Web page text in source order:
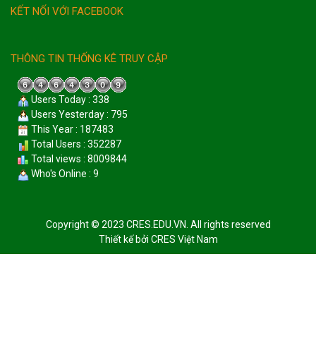
KẾT NỐI VỚI FACEBOOK
THÔNG TIN THỐNG KÊ TRUY CẬP
Users Today : 338
Users Yesterday : 795
This Year : 187483
Total Users : 352287
Total views : 8009844
Who's Online : 9
Copyright © 2023 CRES.EDU.VN. All rights reserved
Thiết kế bởi CRES Việt Nam